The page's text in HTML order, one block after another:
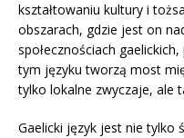
kształtowaniu kultury i
obszarach, gdzie jest on
społecznościach
tym języku tworzą most
tylko lokalne zwyczaje, ale
Gaelicki język jest nie tylko